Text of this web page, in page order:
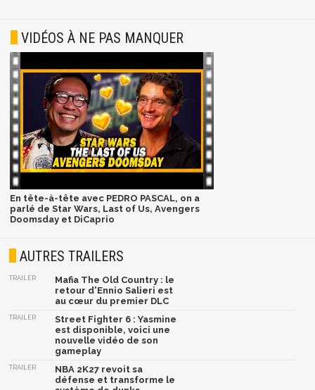
VIDÉOS À NE PAS MANQUER
En tête-à-tête avec PEDRO PASCAL, on a
parlé de Star Wars, Last of Us, Avengers
Doomsday et DiCaprio
AUTRES TRAILERS
TRAILER
Mafia The Old Country : le
retour d'Ennio Salieri est
au cœur du premier DLC
TRAILER
Street Fighter 6 : Yasmine
est disponible, voici une
nouvelle vidéo de son
gameplay
TRAILER
NBA 2K27 revoit sa
défense et transforme le